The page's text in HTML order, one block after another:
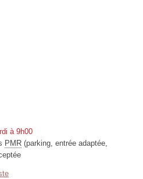
à 9h00
PMR (parking, entrée adaptée,